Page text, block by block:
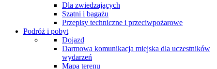
Dla zwiedzających
Szatni i bagażu
Przepisy techniczne i przeciwpożarowe
Podróż i pobyt
Dojazd
Darmowa komunikacja miejska dla uczestników
wydarzeń
Mapa terenu